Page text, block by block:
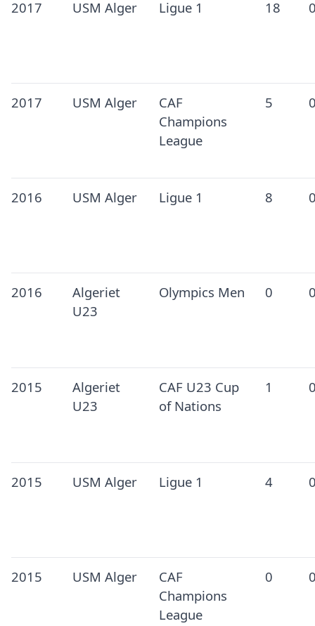
2017 USM Alger Ligue 1 18
2017 USM Alger
CAF
Champions
League
5
2016 USM Alger Ligue 1 8
2016
Algeriet
U23
Olympics Men 0
2015
Algeriet
U23
CAF U23 Cup
of Nations
1
2015 USM Alger Ligue 1 4
2015 USM Alger
CAF
Champions
League
0